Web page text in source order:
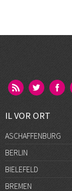
IL VOR ORT
ASCHAFFENBURG
BERLIN
BIELEFELD
BREMEN